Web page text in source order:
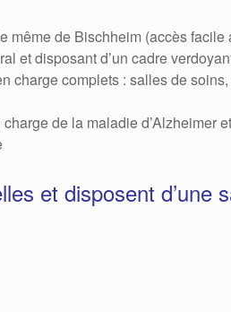
même de Bischheim (accès facile
et disposant d’un cadre
charge complets : salles de
de la maladie d’Alzheimer
et disposent d’une